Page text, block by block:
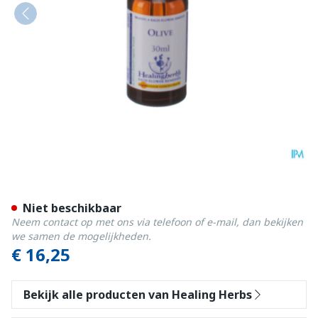
€ 16,25
Niet beschikbaar
Neem contact op met ons via telefoon of e-mail, dan bekijken
we samen de mogelijkheden.
Bekijk alle producten van Healing Herbs